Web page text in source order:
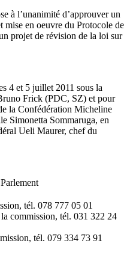
à l’unanimité d’approuver un
mise en oeuvre du Protocole de
projet de révision de la loi sur
4 et 5 juillet 2011 sous la
Frick (PDC, SZ) et pour
la Confédération Micheline
Simonetta Sommaruga, en
Ueli Maurer, chef du
tél. 078 777 05 01
commission, tél. 031 322 24
tél. 079 334 73 91